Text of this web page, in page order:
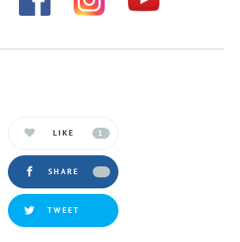
LIKE 1
SHARE
TWEET